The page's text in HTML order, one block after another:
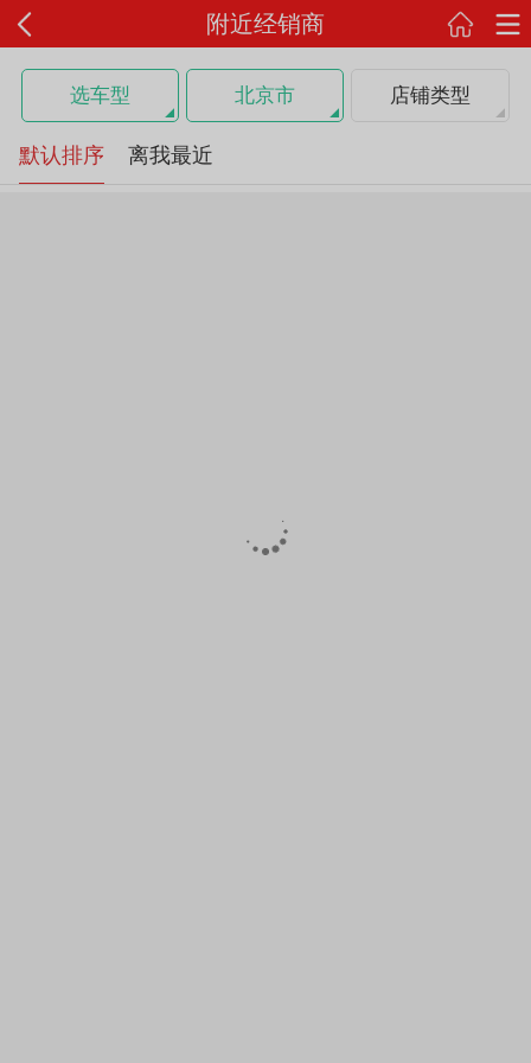
附近经销商
选车型 北京市 店铺类型
默认排序 离我最近